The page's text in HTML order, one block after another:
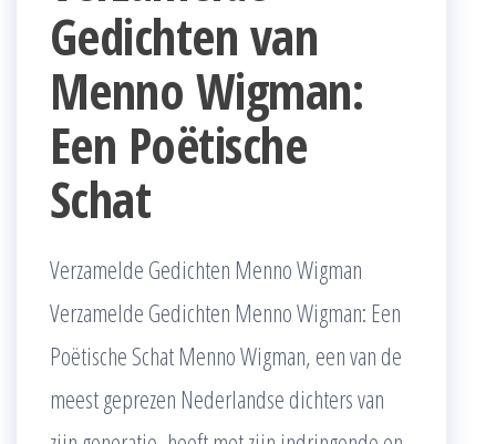
Gedichten van
Menno Wigman:
Een Poëtische
Schat
Verzamelde Gedichten Menno Wigman
Verzamelde Gedichten Menno Wigman: Een
Poëtische Schat Menno Wigman, een van de
meest geprezen Nederlandse dichters van